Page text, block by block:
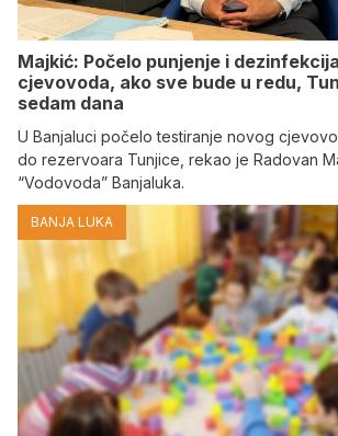
Majkić: Počelo punjenje i
cjevovoda, ako sve bude u redu,
sedam dana
U Banjaluci počelo testiranje novog
do rezervoara Tunjice, rekao je Radovan
“Vodovoda” Banjaluka.
BANJA LUKA